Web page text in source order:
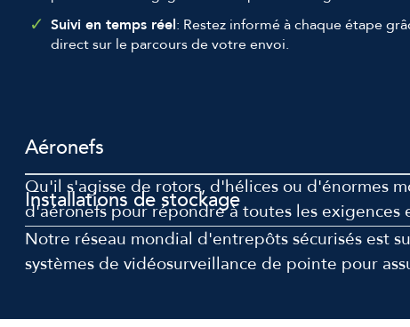
Suivi en temps réel: Restez informé à chaque étape
direct sur le parcours de votre envoi.
Aéronefs
Qu'il s'agisse de rotors, d'hélices ou d'énormes
d'aéronefs pour répondre à toutes les
Installations de stockage
Notre réseau mondial d'entrepôts sécurisés est
systèmes de vidéosurveillance de pointe pour